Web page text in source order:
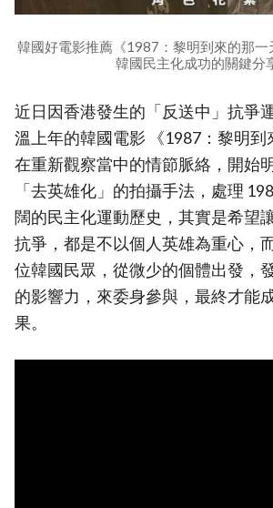
韓國好電影推薦《1987：黎明到來的那一
韓國民主化成功的關鍵分
近日因香港發生的「反送中」抗爭
溫上年的韓國電影 《1987：黎明到
在重新觀察當中的情節脈絡，開始
「去英雄化」的拍攝手法，處理
闊的民主化運動歷史，其實是希望
抗爭，都是不以個人英雄為重心，
位韓國民眾，從微少的個體出發，
的影響力，來委身參與，最終才能
果。